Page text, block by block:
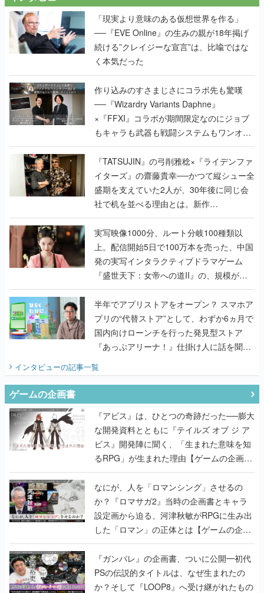
「現実より意味のある仮想世界を作る」
──『EVE Online』の生みの親が18年掲げ
続ける”クレイジーな宣言”は、比喩ではな
く本気だった
作り込みのすさまじさにコラボ先も驚嘆
──『Wizardry Variants Daphne』
×『FFXI』コラボが期間限定なのにジョブ
もキャラも武器も戦闘システムもワンオフ
で作り込まれた理由を両ディレクターに聞
く
『TATSUJIN』の弓削雅稔×『ライデンファ
イターズ』の齋藤貴幸──かつて縦シュー全
盛期を支えていた2人が、30年後に同じ会
社で机を並べる理由とは。新作
『TATSUJIN EXTREME』で初タッグを組
んだレジェンド2人に訊く開発秘話
実写映像1000分、ルート分岐100種類以
上。配信開始5日で100万本を売った、中国
発の実写インタラクティブドラマゲーム
『盛世天下：女帝への道II』の、規模が違
うこだわりをプロデューサーに聞いた
半年でアプリストアをオープン？ スマホア
プリの“代替ストア”として、わずか6ヵ月で
国内向けローンチを行った発見型ストア
『あっぷアリーナ！』仕掛け人に話を聞い
インタビューの記事一覧
ゲームの企画書
『アビス』は、ひとつの奇跡だった──膨大
な開発資料とともに『テイルズ オブ ジ ア
ビス』開発陣に聞く、「生まれた意味を知
るRPG」が生まれた理由【ゲームの企画
書】
なにが、人を「ロマンシング」させるの
か？『ロマサガ2』当時の企画書とキャラ
設定画から迫る、河津秋敏がRPGに生み出
した「ロマン」の正体とは【ゲームの企画
書】
『ガンパレ』の企画書、ついに公開━初代
PSの伝説的タイトルは、なぜ生まれたの
か？そして『LOOP8』へ受け継がれたもの